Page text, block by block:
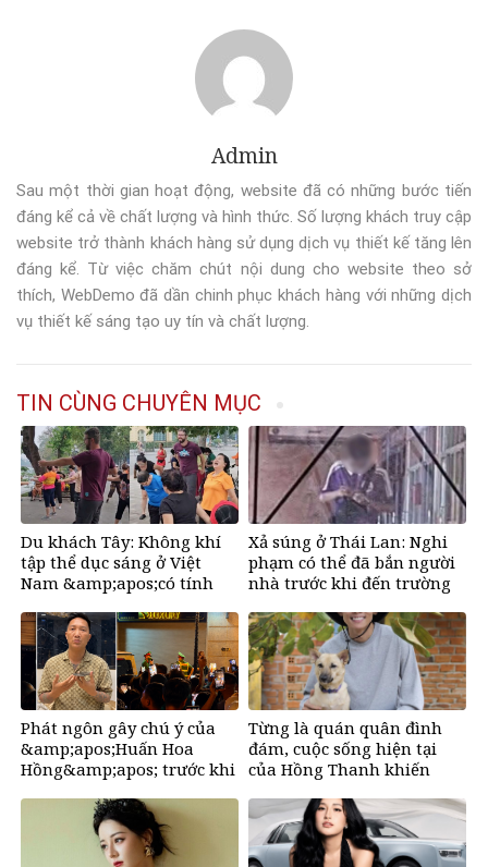
Admin
Sau một thời gian hoạt động, website đã có những bước tiến
đáng kể cả về chất lượng và hình thức. Số lượng khách truy cập
website trở thành khách hàng sử dụng dịch vụ thiết kế tăng lên
đáng kể. Từ việc chăm chút nội dung cho website theo sở
thích, WebDemo đã dần chinh phục khách hàng với những dịch
vụ thiết kế sáng tạo uy tín và chất lượng.
TIN CÙNG CHUYÊN MỤC
Du khách Tây: Không khí
tập thể dục sáng ở Việt
Nam &amp;apos;có tính
cao&amp;apos;
Xả súng ở Thái Lan: Nghi
phạm có thể đã bắn người
nhà trước khi đến trường
Phát ngôn gây chú ý của
&amp;apos;Huấn Hoa
Hồng&amp;apos; trước khi
Từng là quán quân đình
đám, cuộc sống hiện tại
của Hồng Thanh khiến